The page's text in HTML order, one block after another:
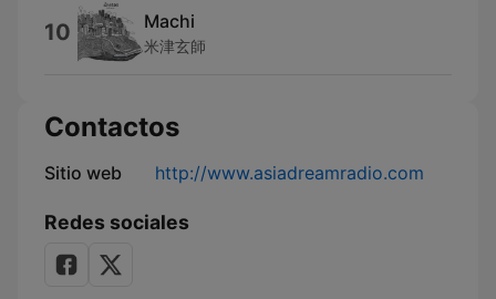
10 Machi
米津玄師
Contactos
Sitio web http://www.asiadreamradio.com
Redes sociales